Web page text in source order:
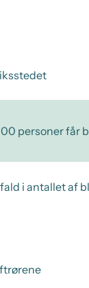
personer får
i antallet af